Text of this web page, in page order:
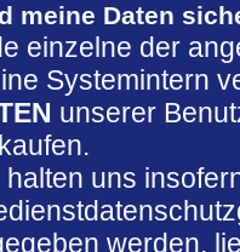
meine Daten
einzelne der
Systemintern
unserer
halten uns
werden,